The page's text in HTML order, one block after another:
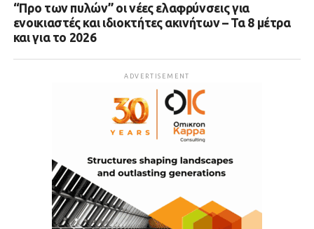
“Προ των πυλών” οι νέες ελαφρύνσεις για
ενοικιαστές και ιδιοκτήτες ακινήτων – Τα 8 μέτρα
και για το 2026
ADVERTISEMENT